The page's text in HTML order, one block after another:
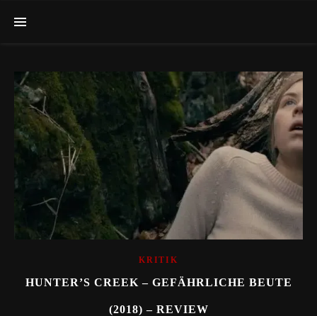
KRITIK
HUNTER’S CREEK – GEFÄHRLICHE BEUTE
(2018) – REVIEW